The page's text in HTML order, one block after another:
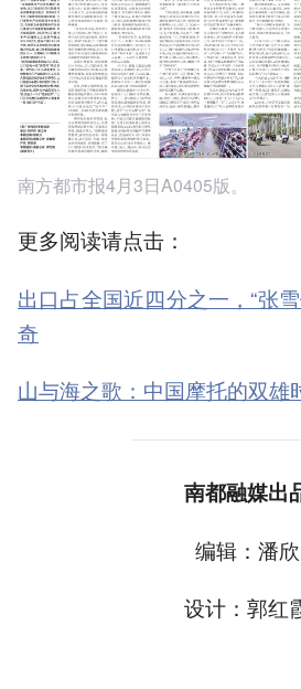
南方都市报4月3日A0405版。
更多阅读请点击：
出口占全国近四分之一，“张
奇
山与海之歌：中国摩托的双雄
南都融媒出
编辑：潘欣
设计：郭红